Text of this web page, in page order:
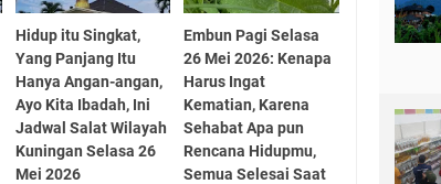
Hidup itu Singkat,
Yang Panjang Itu
Hanya Angan-angan,
Ayo Kita Ibadah, Ini
Jadwal Salat Wilayah
Kuningan Selasa 26
Mei 2026
Embun Pagi Selasa
26 Mei 2026: Kenapa
Harus Ingat
Kematian, Karena
Sehabat Apa pun
Rencana Hidupmu,
Semua Selesai Saat